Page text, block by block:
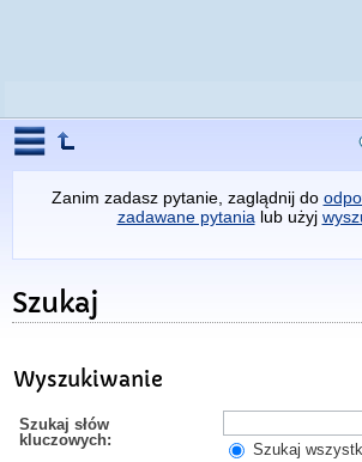
Zanim zadasz pytanie, zaglądnij do
zadawane pytania lub użyj
Szukaj
Wyszukiwanie
Szukaj słów
kluczowych:
Szukaj